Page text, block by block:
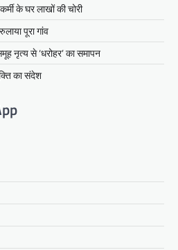
के घर लाखों की चोरी
पूरा गांव
नृत्य से ‘धरोहर’ का समापन
का संदेश